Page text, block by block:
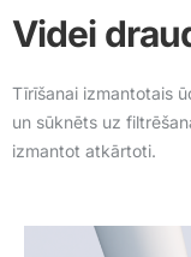
Videi
Tīrīšanai izmantotais
un sūknēts uz
izmantot atkārtoti.